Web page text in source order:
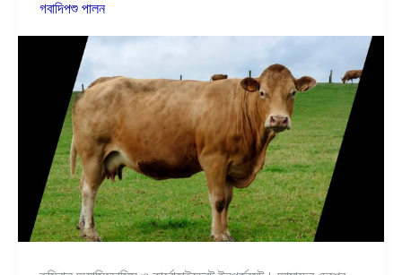
গবাদিপশু পালন
অ্যাসিডোসিস
রোগ।